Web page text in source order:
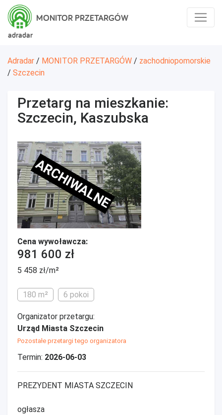
adradar
MONITOR PRZETARGÓW
Adradar / MONITOR PRZETARGÓW / zachodniopomorskie
/ Szczecin
Przetarg na mieszkanie:
Szczecin, Kaszubska
ARCHIWALNE
Cena wywoławcza:
981 600 zł
5 458 zł/m²
180 m² 6 pokoi
Organizator przetargu:
Urząd Miasta Szczecin
Pozostałe przetargi tego organizatora
Termin: 2026-06-03
PREZYDENT MIASTA SZCZECIN
ogłasza